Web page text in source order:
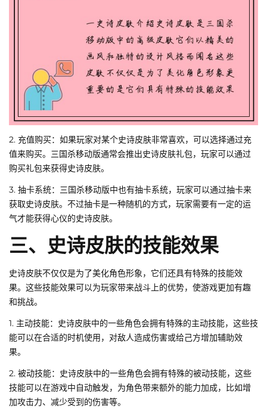
2. 充值购买：如果玩家对某个史诗皮肤非常喜欢，可以选择通过充
值来购买。三国杀移动版通常会推出史诗皮肤礼包，玩家可以通过
购买礼包来获得史诗皮肤。
3. 抽卡系统：三国杀移动版中也有抽卡系统，玩家可以通过抽卡来
获取史诗皮肤。不过抽卡是一种随机的方式，玩家需要有一定的运
气才能获得心仪的史诗皮肤。
三、史诗皮肤的技能效果
史诗皮肤不仅仅是为了美化角色形象，它们还具有特殊的技能效
果。这些技能效果可以为玩家带来战斗上的优势，使游戏更加有趣
和挑战。
1. 主动技能：史诗皮肤中的一些角色会拥有特殊的主动技能，这些技
能可以在合适的时机使用，对敌人造成伤害或给己方增加辅助效
果。
2. 被动技能：史诗皮肤中的一些角色会拥有特殊的被动技能，这些
技能可以在游戏中自动触发，为角色带来额外的能力加成，比如增
加攻击力、减少受到的伤害等。